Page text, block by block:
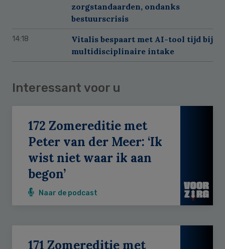
zorgstandaarden, ondanks
bestuurscrisis
14:18
Vitalis bespaart met AI-tool tijd bij
multidisciplinaire intake
Interessant voor u
172 Zomereditie met
Peter van der Meer: ‘Ik
wist niet waar ik aan
begon’
Naar de podcast
171 Zomereditie met